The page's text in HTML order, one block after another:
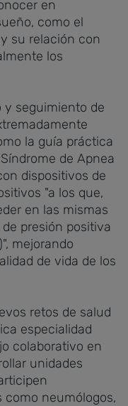
en
como el
su relación con
los
y seguimiento de
la guía práctica
de Apnea
dispositivos de
"a los que,
en las mismas
presión positiva
mejorando
de vida de los
retos de salud
especialidad
colaborativo en
unidades
como neumólogos,